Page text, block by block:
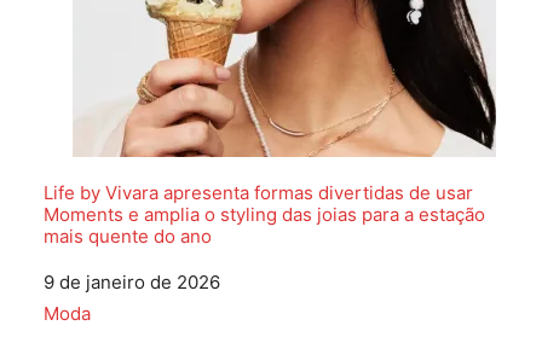
Life by Vivara apresenta formas divertidas de usar
Moments e amplia o styling das joias para a estação
mais quente do ano
Data
9 de janeiro de 2026
Em relação a
Moda